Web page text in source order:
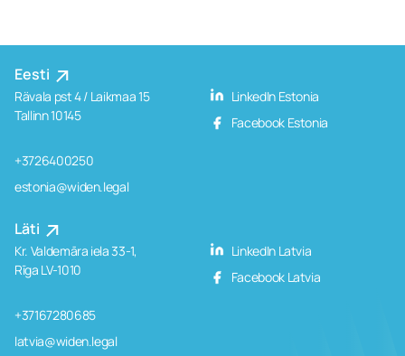
Eesti
Rävala pst 4 / Laikmaa 15
Tallinn 10145
+3726400250
estonia@widen.legal
LinkedIn Estonia
Facebook Estonia
Läti
Kr. Valdemāra iela 33-1,
Rīga LV-1010
+37167280685
latvia@widen.legal
LinkedIn Latvia
Facebook Latvia